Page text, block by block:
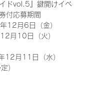
ドvol.5』鍵開けイベ
付応募期間
12月6日（金）
月10日（火）
12月11日（水）
）